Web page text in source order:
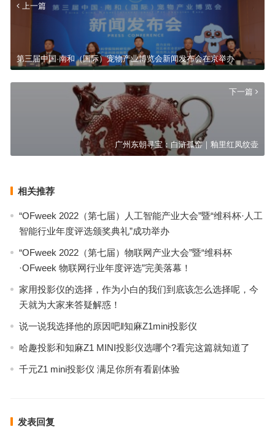
上一篇
第三届中国·南和（国际）宠物产业博览会新闻发布会在京举办
下一篇
广州东朝寻宝：白浒孤窑｜釉里红凤纹壶
相关推荐
“OFweek 2022（第七届）人工智能产业大会”暨“维科杯·人工
智能行业年度评选颁奖典礼”成功举办
“OFweek 2022（第七届）物联网产业大会”暨“维科杯
·OFweek 物联网行业年度评选”完美落幕！
家用投影仪的选择，作为小白的我们到底该怎么选择呢，今
天就为大家来答疑解惑！
说一说我选择他的原因吧‖知麻Z1mini投影仪
哈趣投影和知麻Z1 MINI投影仪选哪个?看完这篇就知道了
千元Z1 mini投影仪 满足你所有看剧体验
发表回复